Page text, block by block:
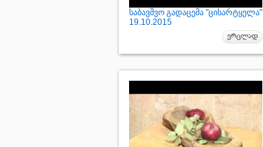
საბავშვო გადაცემა "ცისარტყელა"
19.10.2015